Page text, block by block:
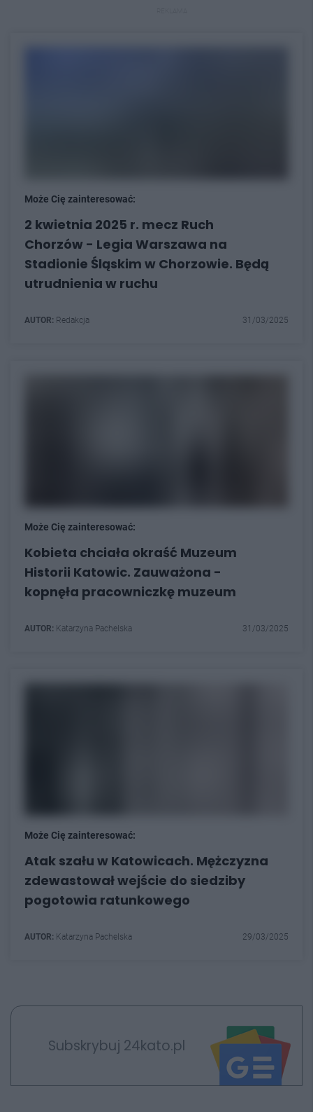
Może Cię zainteresować:
2 kwietnia 2025 r. mecz Ruch
Chorzów - Legia Warszawa na
Stadionie Śląskim w Chorzowie. Będą
utrudnienia w ruchu
AUTOR: Redakcja 31/03/2025
Może Cię zainteresować:
Kobieta chciała okraść Muzeum
Historii Katowic. Zauważona -
kopnęła pracowniczkę muzeum
AUTOR: Katarzyna Pachelska 31/03/2025
Może Cię zainteresować:
Atak szału w Katowicach. Mężczyzna
zdewastował wejście do siedziby
pogotowia ratunkowego
AUTOR: Katarzyna Pachelska 29/03/2025
Subskrybuj 24kato.pl